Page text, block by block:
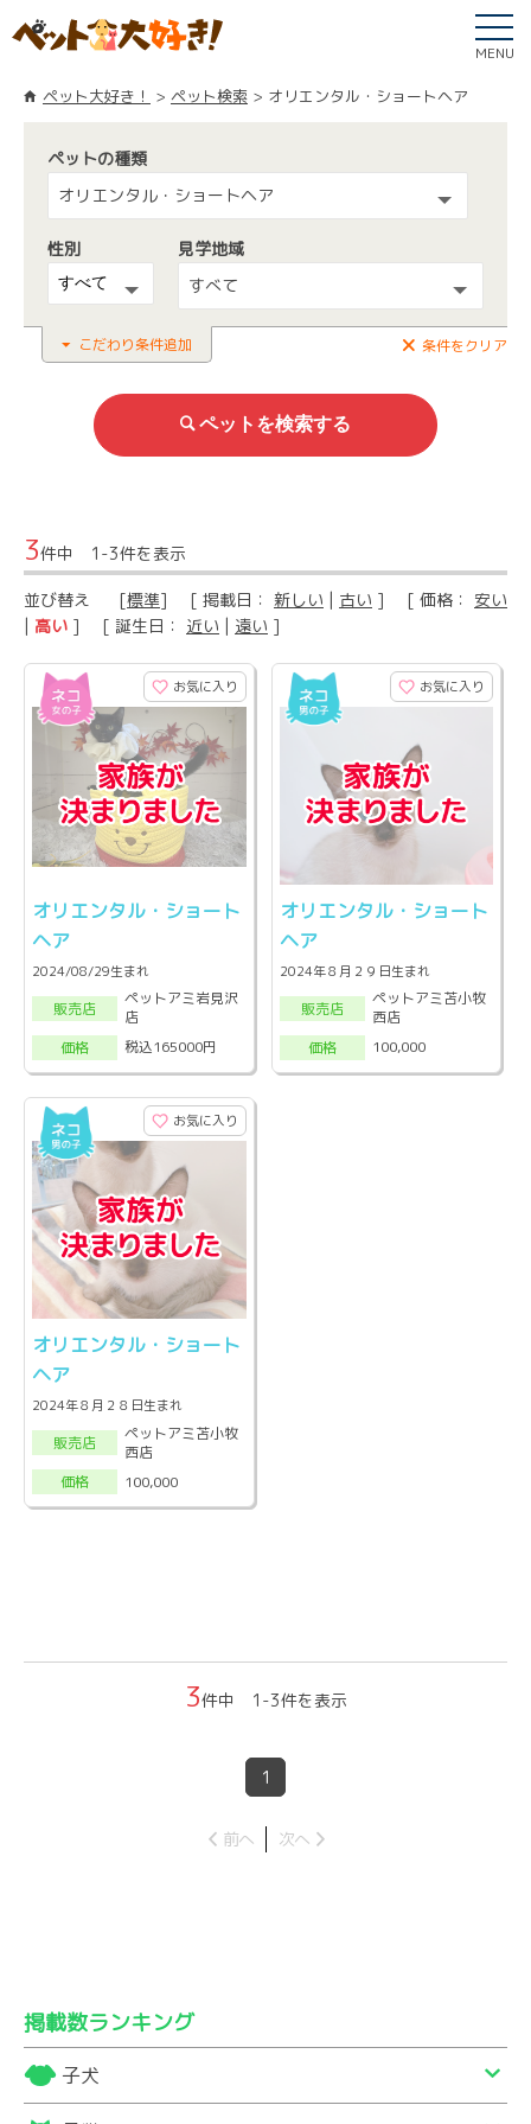
MENU
ペット大好き！ ペット検索 オリエンタル・ショートヘア
ペットの種類
オリエンタル・ショートヘア
性別
見学地域
すべて
こだわり条件追加 条件をクリア
3件中 1-3件を表示
並び替え [標準] [ 掲載日： 新しい | 古い ] [ 価格： 安い
| 高い ] [ 誕生日： 近い | 遠い ]
お気に入り
オリエンタル・ショート
ヘア
2024/08/29生まれ
販売店
ペットアミ岩見沢
店
価格
税込165000円
お気に入り
オリエンタル・ショート
ヘア
2024年８月２９日生まれ
販売店
ペットアミ苫小牧
西店
価格
100,000
お気に入り
オリエンタル・ショート
ヘア
2024年８月２８日生まれ
販売店
ペットアミ苫小牧
西店
価格
100,000
3件中 1-3件を表示
1
前へ 次へ
掲載数ランキング
子犬